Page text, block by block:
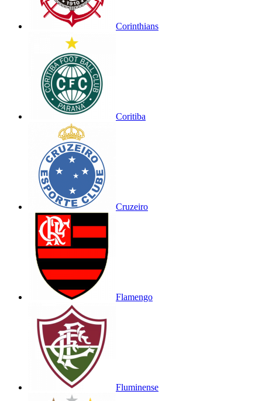
Corinthians
Coritiba
Cruzeiro
Flamengo
Fluminense